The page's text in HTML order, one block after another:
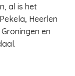
al is het
Heerlen
en